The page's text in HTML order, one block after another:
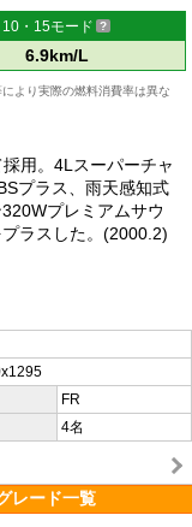
10・15モード
6.9km/L
より実際の燃料消費率は異な
用。4Lスーパーチャ
プラス、雨天感知式
プレミアムサウ
ラスした。(2000.2)
FR
4名
レード一覧